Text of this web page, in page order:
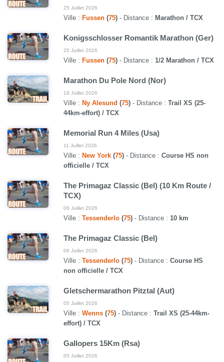
25 Juillet 2026
Ville : Fussen (75) - Distance : Marathon / TCX
Konigsschlosser Romantik Marathon (Ger)
25 Juillet 2026
Ville : Fussen (75) - Distance : 1/2 Marathon / TCX
Marathon Du Pole Nord (Nor)
19 Juillet 2026
Ville : Ny Alesund (75) - Distance : Trail XS (25-
44km-effort) / TCX
Memorial Run 4 Miles (Usa)
11 Juillet 2026
Ville : New York (75) - Distance : Course HS non
officielle / TCX
The Primagaz Classic (Bel) (10 Km Route /
TCX)
06 Juillet 2026
Ville : Tessenderlo (75) - Distance : 10 km
The Primagaz Classic (Bel)
06 Juillet 2026
Ville : Tessenderlo (75) - Distance : Course HS
non officielle / TCX
Gletschermarathon Pitztal (Aut)
05 Juillet 2026
Ville : Wenns (75) - Distance : Trail XS (25-44km-
effort) / TCX
Gallopers 15Km (Rsa)
05 Juillet 2026